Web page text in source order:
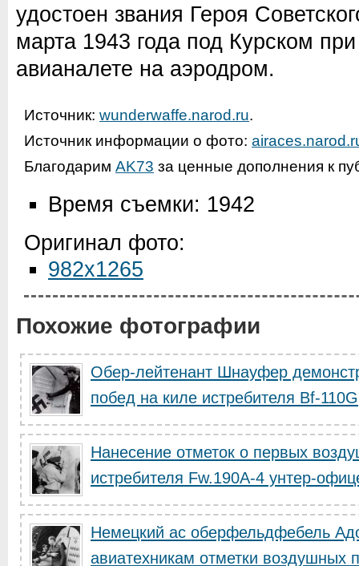
удостоен звания Героя
марта 1943 года под Курском
авианалете на аэродром.
Источник: wunderwaffe.narod.ru.
Источник информации о фото:
Благодарим AK73 за ценные дополнения к
Время съемки: 1942
Оригинал фото:
982x1265
Похожие фотографии
Обер-лейтенант Шнауфер
побед на киле истребителя Bf-110G
Нанесение отметок о первых
истребителя Fw.190A-4 унтер-
Немецкий ас оберфельдфебель
авиатехникам отметки воздушных